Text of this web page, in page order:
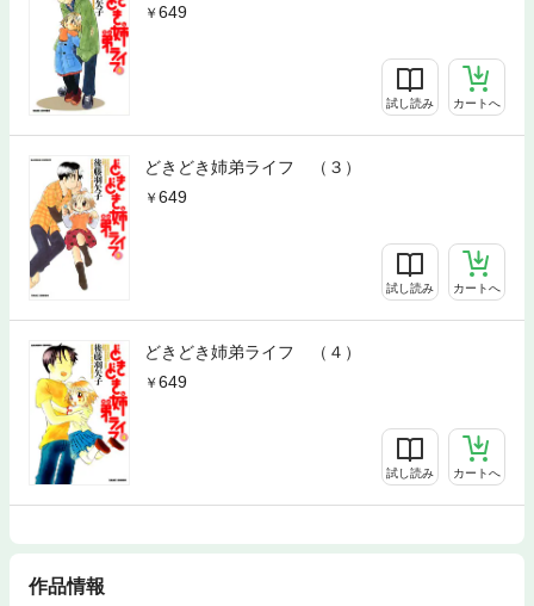
649
試し読み カートへ
どきどき姉弟ライフ （３）
649
試し読み カートへ
どきどき姉弟ライフ （４）
649
試し読み カートへ
作品情報